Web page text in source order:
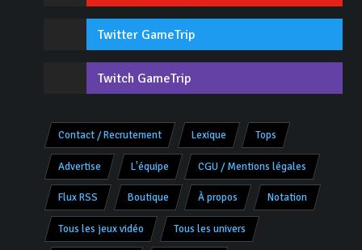
Twitter GameTrip
Twitch GameTrip
Contact / Recrutement Lexique Tops
Advertise L'équipe CGU / Mentions légales
Flux RSS Boutique À propos Notation
Tous les jeux vidéo Tous les univers